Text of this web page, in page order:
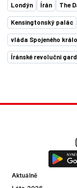
Londýn Írán The
Kensingtonský palác
vláda Spojeného
Íránské revoluční
Aktuálně